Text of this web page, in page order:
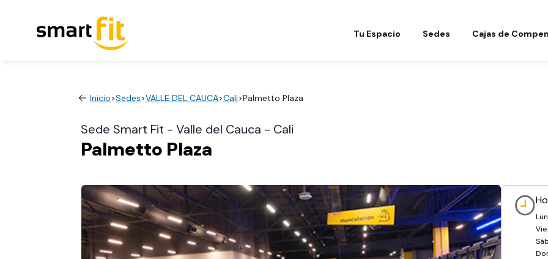
Tu Espacio Sedes Cajas de
Inicio>Sedes>VALLE DEL CAUCA>Cali>Palmetto Plaza
Sede Smart Fit - Valle del Cauca - Cali
Palmetto Plaza
Vie
Sáb